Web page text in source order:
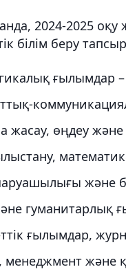
2024-2025
білім беру
ғылымдар –
өңдеу және
және
гуманитарлық
ғылымдар,
менеджмент және